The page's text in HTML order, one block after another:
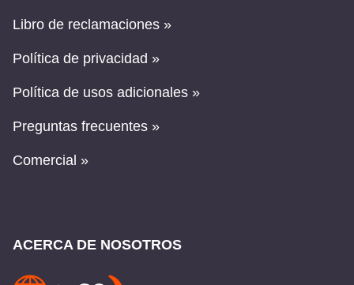
Libro de reclamaciones »
Política de privacidad »
Política de usos adicionales »
Preguntas frecuentes »
Comercial »
ACERCA DE NOSOTROS